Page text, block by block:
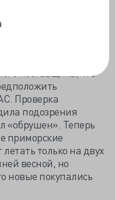
а будет
поставщика, что
Проверка
подозрения
«обрушен». Теперь
приморские
только на двух
весной, но
новые покупались